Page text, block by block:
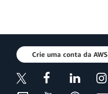
Crie uma conta da AWS